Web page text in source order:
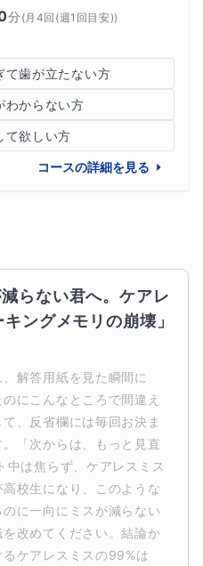
分 ( 月4回(週1回目安))
て歯が立たない方
わからない方
て欲しい方
コースの詳細を見る
らない君へ。ケアレ
ングメモリの崩壊」
解答用紙を見た瞬間に
にこんなところで間違え
、反省欄には毎回お決ま
「次からは、もっと見直
中は焦らず、ケアレスミス
校生になり、このような
に一向にミスが減らない
改めてください。結論か
ケアレスミスの99%は